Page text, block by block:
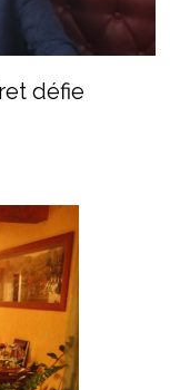
défie